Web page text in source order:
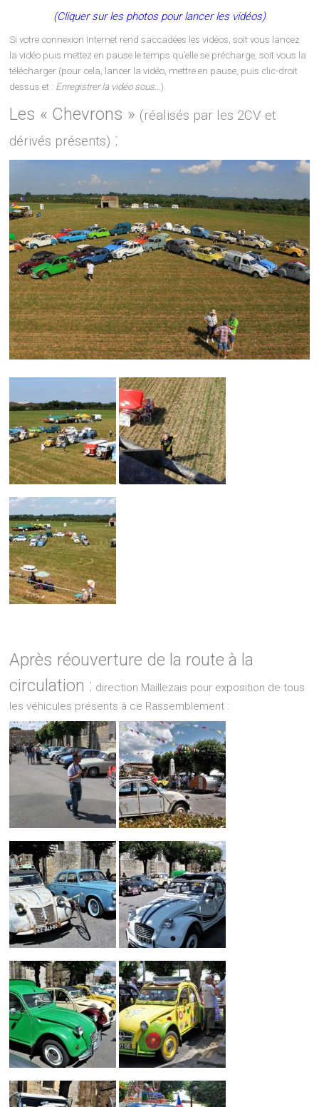
(Cliquer sur les photos pour lancer les vidéos)
Si votre connexion Internet rend saccadées les vidéos, soit vous lancez
la vidéo puis mettez en pause le temps qu’elle se précharge, soit vous la
télécharger (pour cela, lancer la vidéo, mettre en pause, puis clic-droit
dessus et : Enregistrer la vidéo sous…).
Les « Chevrons » (réalisés par les 2CV et
dérivés présents) :
Après réouverture de la route à la
circulation : direction Maillezais pour exposition de tous
les véhicules présents à ce Rassemblement :